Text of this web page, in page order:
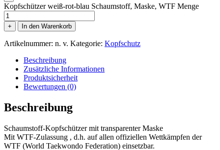
Kopfschützer weiß-rot-blau Schaumstoff, Maske, WTF Menge
+ In den Warenkorb
Artikelnummer: n. v. Kategorie: Kopfschutz
Beschreibung
Zusätzliche Informationen
Produktsicherheit
Bewertungen (0)
Beschreibung
Schaumstoff-Kopfschützer mit transparenter Maske
Mit WTF-Zulassung , d.h. auf allen offiziellen Wettkämpfen der
WTF (World Taekwondo Federation) einsetzbar.